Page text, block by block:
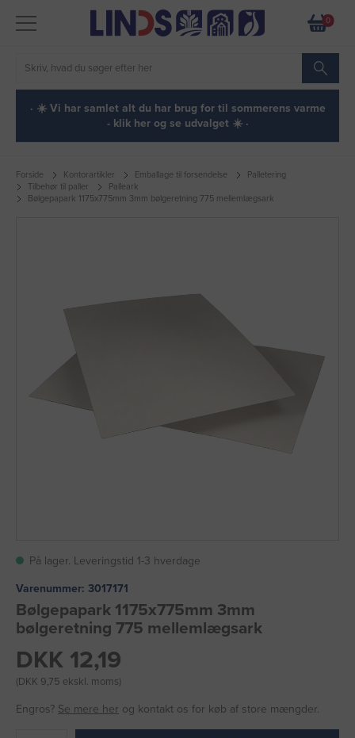
0
· ☀️ Vi har samlet alt du har brug for til sommerens varme
- klik her og se udvalget ☀️ ·
Forside Kontorartikler Emballage til forsendelse
Palletering
Tilbehør til paller
Palleark
Bølgepapark 1175x775mm 3mm bølgeretning 775 mellemlægsark
På lager. Leveringstid 1-3 hverdage
Varenummer: 3017171
Bølgepapark 1175x775mm 3mm
bølgeretning 775 mellemlægsark
DKK 12,19
(DKK 9,75 ekskl. moms)
Engros? Se mere her og kontakt os for køb af store mængder.